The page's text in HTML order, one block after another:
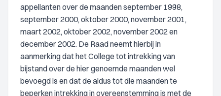
appellanten over de maanden september 1998,
september 2000, oktober 2000, november 2001,
maart 2002, oktober 2002, november 2002 en
december 2002. De Raad neemt hierbij in
aanmerking dat het College tot intrekking van
bijstand over de hier genoemde maanden wel
bevoegd is en dat de aldus tot die maanden te
beperken intrekking in overeenstemming is met de